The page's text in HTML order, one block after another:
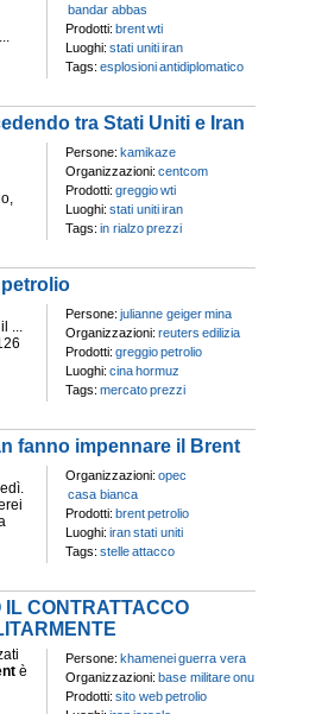
bandar abbas
Prodotti: brentwti
Luoghi: stati unitiiran
Tags: esplosioniantidiplomatico
tra Stati Uniti e Iran
Persone: kamikaze
Organizzazioni: centcom
Prodotti: greggiowti
Luoghi: stati unitiiran
Tags: in rialzoprezzi
...
Persone: julianne geigermina
Organizzazioni: reuters edilizia
Prodotti: greggiopetrolio
Luoghi: cinahormuz
Tags: mercatoprezzi
fanno impennare il Brent
Organizzazioni: opec
casa bianca
Prodotti: brentpetrolio
Luoghi: iranstati uniti
Tags: stelleattacco
IL CONTRATTACCO
è
Persone: khameneiguerra vera
Organizzazioni: base militareonu
Prodotti: sito webpetrolio